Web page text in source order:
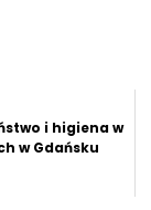
i higiena w
w Gdańsku